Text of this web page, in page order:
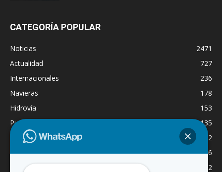
CATEGORÍA POPULAR
Noticias
2471
Actualidad
727
Internacionales
236
Navieras
178
Hidrovía
153
Puertos
135
Economía
132
Nacionales
126
Dragado
122